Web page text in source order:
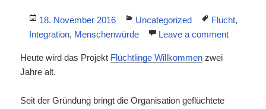
Posted
on
18. November 2016 Categories
Uncategorized Tags
Flucht,
Integration, Menschenwürde Leave a comment
Heute wird das Projekt Flüchtlinge Willkommen zwei
Jahre alt.
Seit der Gründung bringt die Organisation geflüchtete